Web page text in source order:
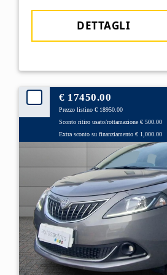
DETTAGLI
€ 17450.00
Prezzo listino € 18950.00
Sconto ritiro usato/rottamazione € 500.00
Extra sconto su finanziamento € 1,000.00